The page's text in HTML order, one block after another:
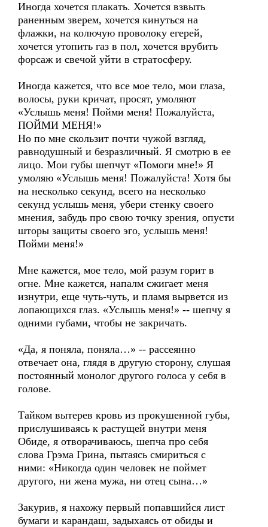
Иногда хочется плакать. Хочется взвыть
раненным зверем, хочется кинуться на
флажки, на колючую проволоку егерей,
хочется утопить газ в пол, хочется врубить
форсаж и свечой уйти в стратосферу.
Иногда кажется, что все мое тело, мои глаза,
волосы, руки кричат, просят, умоляют
«Услышь меня! Пойми меня! Пожалуйста,
ПОЙМИ МЕНЯ!»
Но по мне скользит почти чужой взгляд,
равнодушный и безразличный. Я смотрю в ее
лицо. Мои губы шепчут «Помоги мне!» Я
умоляю «Услышь меня! Пожалуйста! Хотя бы
на несколько секунд, всего на несколько
секунд услышь меня, убери стенку своего
мнения, забудь про свою точку зрения, опусти
шторы защиты своего эго, услышь меня!
Пойми меня!»
Мне кажется, мое тело, мой разум горит в
огне. Мне кажется, напалм сжигает меня
изнутри, еще чуть-чуть, и пламя вырвется из
лопающихся глаз. «Услышь меня!» -- шепчу я
одними губами, чтобы не закричать.
«Да, я поняла, поняла…» -- рассеянно
отвечает она, глядя в другую сторону, слушая
постоянный монолог другого голоса у себя в
голове.
Тайком вытерев кровь из прокушенной губы,
прислушиваясь к растущей внутри меня
Обиде, я отворачиваюсь, шепча про себя
слова Грэма Грина, пытаясь смириться с
ними: «Никогда один человек не поймет
другого, ни жена мужа, ни отец сына…»
Закурив, я нахожу первый попавшийся лист
бумаги и карандаш, задыхаясь от обиды и